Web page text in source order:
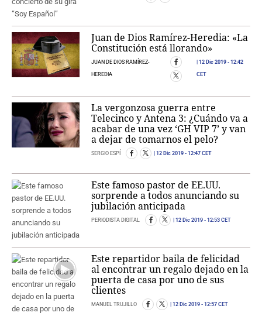
Juan de Dios Ramírez-Heredia: «La
Constitución está llorando»
JUAN DE DIOS RAMÍREZ-
HEREDIA
12 Dic 2019- 12:42
CET
La vergonzosa guerra entre
Telecinco y Antena 3: ¿Cuándo va a
acabar de una vez ‘GH VIP 7’ y van
a dejar de tomarnos el pelo?
SERGIO ESPÍ 12 Dic 2019 - 12:47 CET
Este famoso pastor de EE.UU.
sorprende a todos anunciando su
jubilación anticipada
PERIODISTA DIGITAL 12 Dic 2019 - 12:53 CET
Este repartidor baila de felicidad
al encontrar un regalo dejado en la
puerta de casa por uno de sus
clientes
MANUEL TRUJILLO 12 Dic 2019 - 12:57 CET